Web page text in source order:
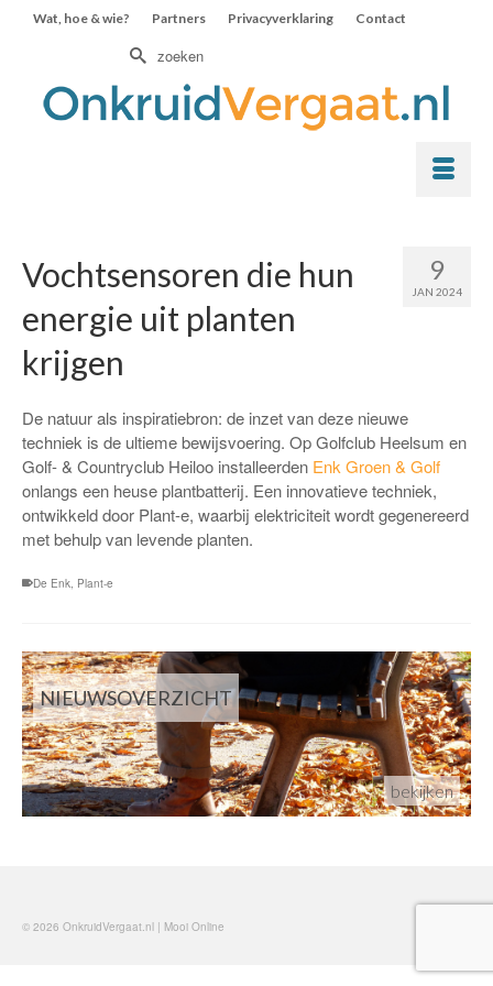
Wat, hoe & wie? Partners Privacyverklaring Contact
Zoek
9
JAN 2024
Vochtsensoren die hun
energie uit planten
krijgen
De natuur als inspiratiebron: de inzet van deze nieuwe
techniek is de ultieme bewijsvoering. Op Golfclub Heelsum en
Golf- & Countryclub Heiloo installeerden Enk Groen & Golf
onlangs een heuse plantbatterij. Een innovatieve techniek,
ontwikkeld door Plant-e, waarbij elektriciteit wordt gegenereerd
met behulp van levende planten.
De Enk, Plant-e
NIEUWSOVERZICHT
bekijken
© 2026 OnkruidVergaat.nl | Mooi Online